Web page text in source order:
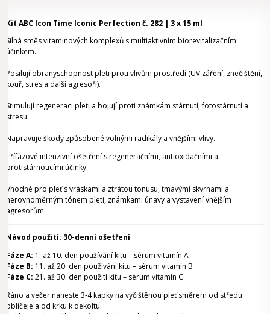
Kit ABC Icon Time Iconic Perfection č. 282 | 3 x 15 ml
Silná směs vitaminových komplexů s multiaktivním biorevitalizačním
účinkem.
Posilují obranyschopnost pleti proti vlivům prostředí (UV záření, znečištění,
kouř, stres a další agresoři).
Stimulují regeneraci pleti a bojují proti známkám stárnutí, fotostárnutí a
stresu.
Napravuje škody způsobené volnými radikály a vnějšími vlivy.
Třífázové intenzivní ošetření s regeneračními, antioxidačními a
protistárnoucími účinky.
Vhodné pro pleť s vráskami a ztrátou tonusu, tmavými skvrnami a
nerovnoměrným tónem pleti, známkami únavy a vystavení vnějším
agresorům.
Návod použití: 30-denní ošetření
Fáze A: 1. až 10. den používání kitu – sérum vitamín A
Fáze B: 11. až 20. den používání kitu – sérum vitamín B
Fáze C: 21. až 30. den použití kitu – sérum vitamín C
Ráno a večer naneste 3-4 kapky na vyčištěnou pleť směrem od středu
obličeje a od krku k dekoltu.